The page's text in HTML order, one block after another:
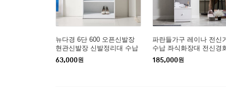
뉴다경 6단 600 오픈신발장
현관신발장 신발정리대 수납
장
63,000원
파란들가구 레이나 전신
수납 좌식화장대 전신경
대
185,000원